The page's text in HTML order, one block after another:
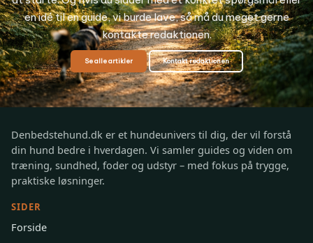
en idé til en guide, vi burde lave, så må du meget gerne
kontakte redaktionen.
Se alle artikler Kontakt redaktionen
Denbedstehund.dk er et hundeunivers til dig, der vil forstå
din hund bedre i hverdagen. Vi samler guides og viden om
træning, sundhed, foder og udstyr – med fokus på trygge,
praktiske løsninger.
SIDER